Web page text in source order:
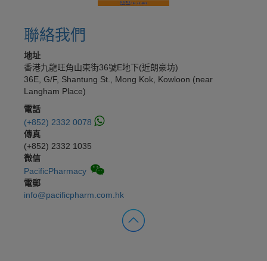
聯絡我們
地址
香港九龍旺角山東街36號E地下(近朗豪坊)
36E, G/F, Shantung St., Mong Kok, Kowloon (near
Langham Place)
電話
(+852) 2332 0078
傳真
(+852) 2332 1035
微信
PacificPharmacy
電郵
info@pacificpharm.com.hk